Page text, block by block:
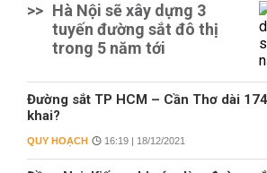
>> Hà Nội sẽ xây dựng 3
tuyến đường sắt đô thị
trong 5 năm tới
Đường sắt TP HCM – Cần Thơ dài
khai?
QUY HOẠCH 16:19 | 18/12/2021